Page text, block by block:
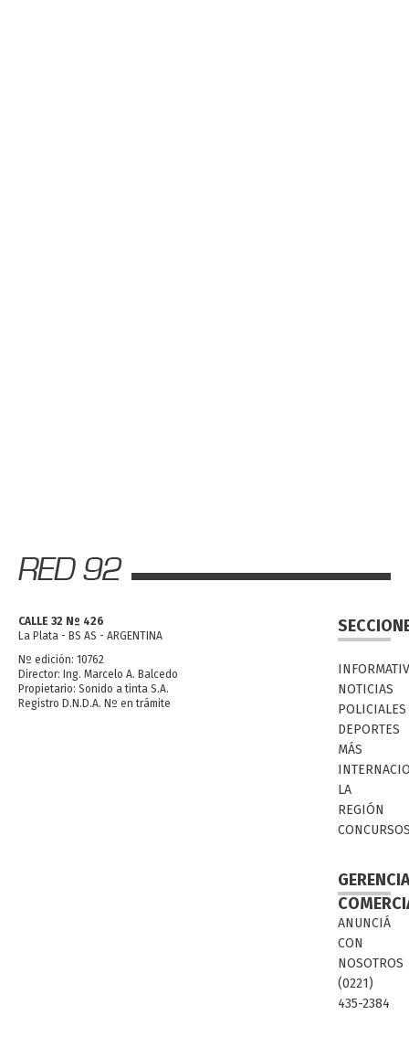
CALLE 32 Nº 426
La Plata - BS AS - ARGENTINA
Nº edición: 10762
Director: Ing. Marcelo A. Balcedo
Propietario: Sonido a tinta S.A.
Registro D.N.D.A. Nº en trámite
NOTICIAS
POLICIALES
DEPORTES
MÁS
LA
REGIÓN
ANUNCIÁ
CON
NOSOTROS
(0221)
435-2384